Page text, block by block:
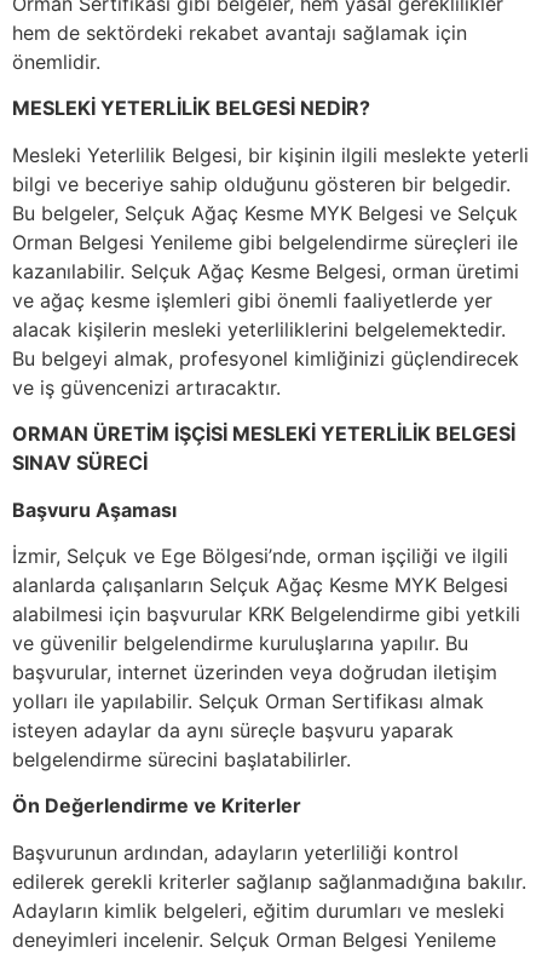
hem de sektördeki rekabet avantajı sağlamak için
önemlidir.
MESLEKİ YETERLİLİK BELGESİ NEDİR?
Mesleki Yeterlilik Belgesi, bir kişinin ilgili meslekte yeterli
bilgi ve beceriye sahip olduğunu gösteren bir belgedir.
Bu belgeler, Selçuk Ağaç Kesme MYK Belgesi ve Selçuk
Orman Belgesi Yenileme gibi belgelendirme süreçleri ile
kazanılabilir. Selçuk Ağaç Kesme Belgesi, orman üretimi
ve ağaç kesme işlemleri gibi önemli faaliyetlerde yer
alacak kişilerin mesleki yeterliliklerini belgelemektedir.
Bu belgeyi almak, profesyonel kimliğinizi güçlendirecek
ve iş güvencenizi artıracaktır.
ORMAN ÜRETİM İŞÇİSİ MESLEKİ YETERLİLİK BELGESİ
SINAV SÜRECİ
Başvuru Aşaması
İzmir, Selçuk ve Ege Bölgesi’nde, orman işçiliği ve ilgili
alanlarda çalışanların Selçuk Ağaç Kesme MYK Belgesi
alabilmesi için başvurular KRK Belgelendirme gibi yetkili
ve güvenilir belgelendirme kuruluşlarına yapılır. Bu
başvurular, internet üzerinden veya doğrudan iletişim
yolları ile yapılabilir. Selçuk Orman Sertifikası almak
isteyen adaylar da aynı süreçle başvuru yaparak
belgelendirme sürecini başlatabilirler.
Ön Değerlendirme ve Kriterler
Başvurunun ardından, adayların yeterliliği kontrol
edilerek gerekli kriterler sağlanıp sağlanmadığına bakılır.
Adayların kimlik belgeleri, eğitim durumları ve mesleki
deneyimleri incelenir. Selçuk Orman Belgesi Yenileme